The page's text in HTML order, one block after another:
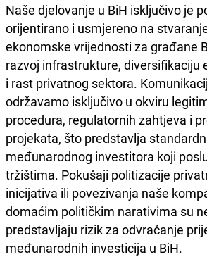
Naše djelovanje u BiH isključivo je
orijentirano i usmjereno na
ekonomske vrijednosti za građane
razvoj infrastrukture, diversifikaciju
i rast privatnog sektora.
održavamo isključivo u okviru
procedura, regulatornih zahtjeva i
projekata, što predstavlja
međunarodnog investitora koji
tržištima. Pokušaji politizacije
inicijativa ili povezivanja naše
domaćim političkim narativima su
predstavljaju rizik za odvraćanje
međunarodnih investicija u BiH.